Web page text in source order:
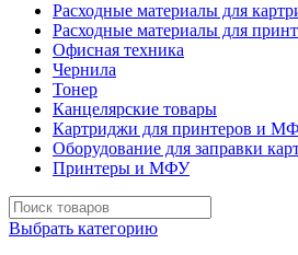
Расходные материалы для
Расходные материалы для
Офисная техника
Чернила
Тонер
Канцелярские товары
Картриджи для принтеров и
Оборудование для заправки
Принтеры и МФУ
Выбрать категорию